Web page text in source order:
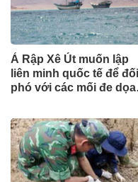
Ả Rập Xê Út muốn lập
liên minh quốc tế để đối
phó với các mối đe dọa